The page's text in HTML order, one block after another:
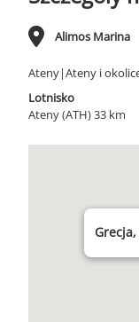
Alimos Marina
Ateny|Ateny i
Lotnisko
Ateny (ATH) 33 km